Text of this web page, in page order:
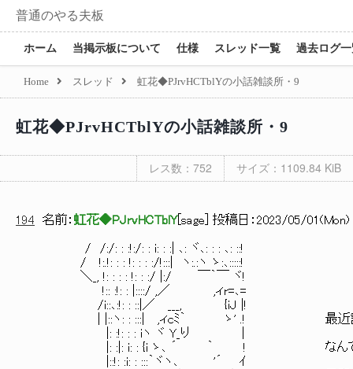
普通のやる夫板
ホーム 当掲示板について 仕様 スレッド一覧 過去ログ
Home スレッド 虹花◆PJrvHCTblYの小話雑談所・9
虹花◆PJrvHCTblYの小話雑談所・9
レス数：752 サイズ：1109.84 KiB
194 名前： 虹花◆PJrvHCTblY[ sage ] 投稿日： 2023/05/01(Mon)
/ /:/: : :!:/: : i: : :| ､: ヾ､: : : ､: ::!
/ !:.!: : : !: : : :/!:::| ヽ:.:ヽ ゝ:､:::::!
＼_, !: : : : !: : :/ |:/ ￣｀￣ ヾ!
!:: :!: : |::::/ ,／ ,ィr=､=
/i::､:!: : ::|／ ___, {iJ |!
| |::ヽ: : :::| ,ィcﾐ｀ ゝ' .! 最近話題の列
|: :!: : : iヽ ヾ Y_り |
|: :|: i: : {i ゝ､ ´ ｀ ! なんでこの主人公妙
|::!: :i: : :::｀ヾヽ､ '´ ｲ